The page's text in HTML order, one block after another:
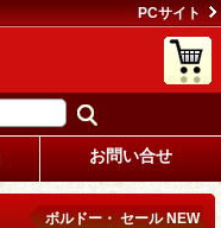
PCサイト
お問い合せ
ボルドー・ セール NEW